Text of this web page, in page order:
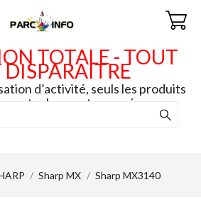
TOTALE - TOUT
d’activité, seuls les produits
en stock seront envoyés.
Sharp MX Sharp MX3140